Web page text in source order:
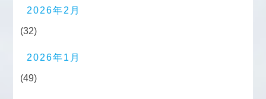
2026年2月
(32)
2026年1月
(49)